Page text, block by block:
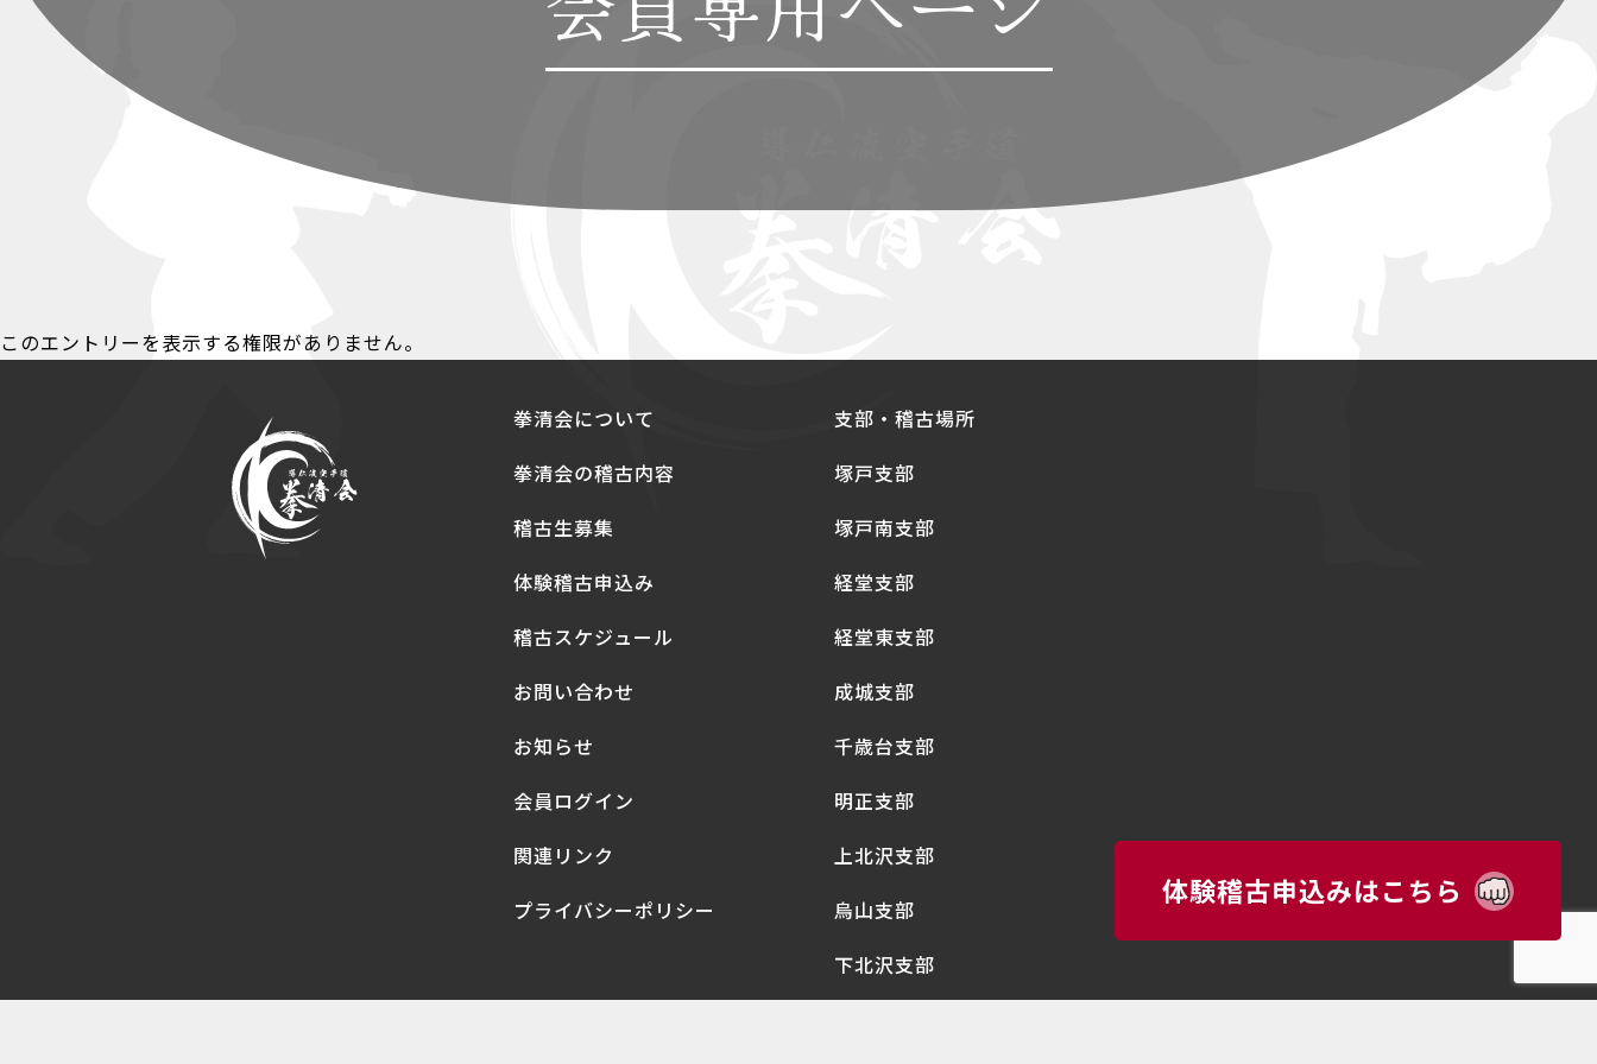
このエントリーを表示する権限がありません。
拳清会について
拳清会の稽古内容
稽古生募集
体験稽古申込み
稽古スケジュール
お問い合わせ
お知らせ
会員ログイン
関連リンク
プライバシーポリシー
支部・稽古場所
塚戸支部
塚戸南支部
経堂支部
経堂東支部
成城支部
千歳台支部
明正支部
上北沢支部
烏山支部
下北沢支部
体験稽古申込みはこちら